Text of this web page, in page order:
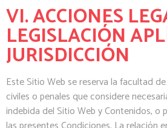
VI. ACCIONES
LEGISLACIÓN
JURISDICCIÓN
Este Sitio Web se reserva la facultad
civiles o penales que considere
indebida del Sitio Web y Contenidos, o